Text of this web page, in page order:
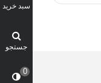
سبد خرید
جستجو
0